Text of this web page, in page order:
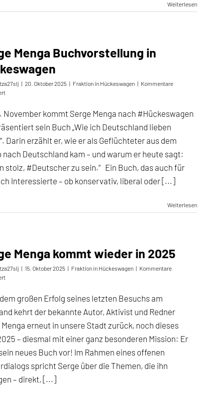
Weiterlesen
Menga Buchvorstellung in
| 20. Oktober 2025 | Fraktion in Hückeswagen | Kommentare
für
Menga
Buchvorstellung
in
Hückeswagen
November kommt Serge Menga nach #Hückeswagen
sein Buch „Wie ich Deutschland lieben
Darin erzählt er, wie er als Geflüchteter aus dem
nach Deutschland kam – und warum er heute sagt:
stolz, #Deutscher zu sein.“ Ein Buch, das auch für
Interessierte – ob konservativ, liberal oder [...]
Weiterlesen
Menga kommt wieder in 2025
| 15. Oktober 2025 | Fraktion in Hückeswagen | Kommentare
für
kommt
wieder
in
2025
großen Erfolg seines letzten Besuchs am
kehrt der bekannte Autor, Aktivist und Redner
Menga erneut in unsere Stadt zurück, noch dieses
– diesmal mit einer ganz besonderen Mission: Er
neues Buch vor! Im Rahmen eines offenen
spricht Serge über die Themen, die ihn
– direkt, [...]